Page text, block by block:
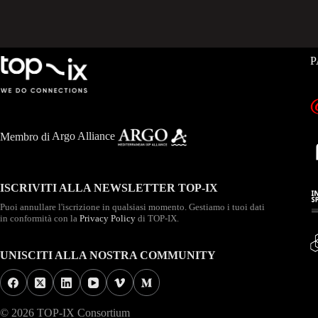
Membro di Argo Alliance
ISCRIVITI ALLA NEWSLETTER TOP-IX
Puoi annullare l'iscrizione in qualsiasi momento. Gestiamo i tuoi dati
in conformità con la Privacy Policy di TOP-IX.
UNISCITI ALLA NOSTRA COMMUNITY
© 2026 TOP-IX Consortium